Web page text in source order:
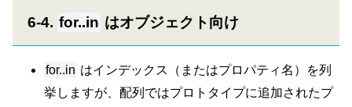
6-4. for..in はオブジェクト向け
for..in はインデックス（またはプロパティ名）を列
挙しますが、配列ではプロトタイプに追加されたプ